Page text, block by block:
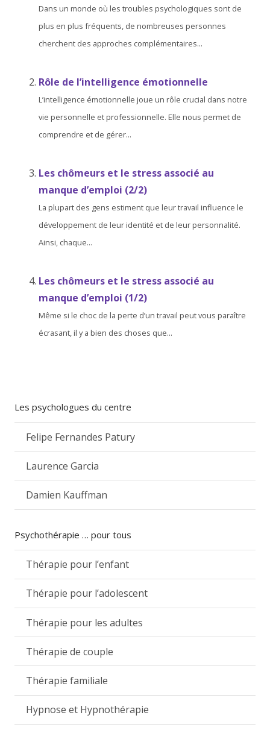
Dans un monde où les troubles psychologiques sont de
plus en plus fréquents, de nombreuses personnes
cherchent des approches complémentaires...
Rôle de l’intelligence émotionnelle
L’intelligence émotionnelle joue un rôle crucial dans notre
vie personnelle et professionnelle. Elle nous permet de
comprendre et de gérer...
Les chômeurs et le stress associé au
manque d’emploi (2/2)
La plupart des gens estiment que leur travail influence le
développement de leur identité et de leur personnalité.
Ainsi, chaque...
Les chômeurs et le stress associé au
manque d’emploi (1/2)
Même si le choc de la perte d’un travail peut vous paraître
écrasant, il y a bien des choses que...
Les psychologues du centre
Felipe Fernandes Patury
Laurence Garcia
Damien Kauffman
Psychothérapie … pour tous
Thérapie pour l’enfant
Thérapie pour l’adolescent
Thérapie pour les adultes
Thérapie de couple
Thérapie familiale
Hypnose et Hypnothérapie